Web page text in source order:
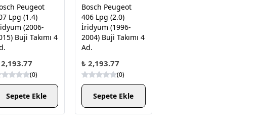
Peugeot
Lpg (1.4)
(2006-
Buji Takımı 4
(0)
Sepete Ekle
Bosch Peugeot
406 Lpg (2.0)
İridyum (1996-
2004) Buji Takımı 4
Ad.
₺ 2,193.77
(0)
Sepete Ekle